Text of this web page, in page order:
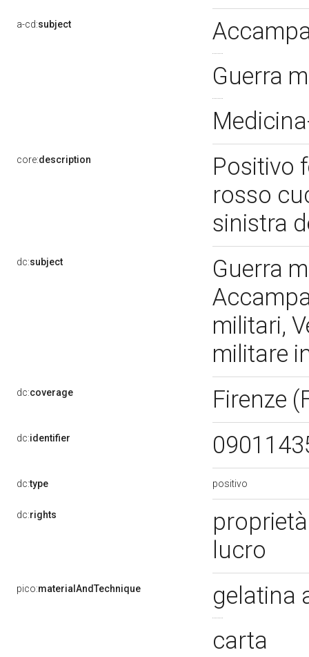
a-cd:subject
Guerra
core:description
Positivo
rosso
sinistra
dc:subject
Guerra
militari,
militare
dc:coverage Firenze
dc:identifier
dc:type positivo
dc:rights
lucro
pico:materialAndTechnique
gelatina
carta